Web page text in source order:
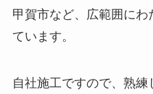
甲賀市など、広範囲に
ています。
自社施工ですので、熟